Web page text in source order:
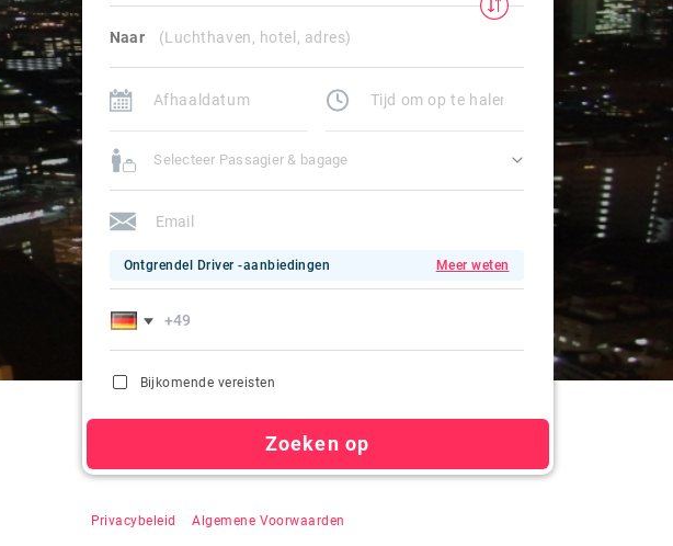
Naar
Selecteer Passagier & bagage
Ontgrendel Driver -aanbiedingen Meer weten
Bijkomende vereisten
Zoeken op
Privacybeleid
&Algemene Voorwaarden